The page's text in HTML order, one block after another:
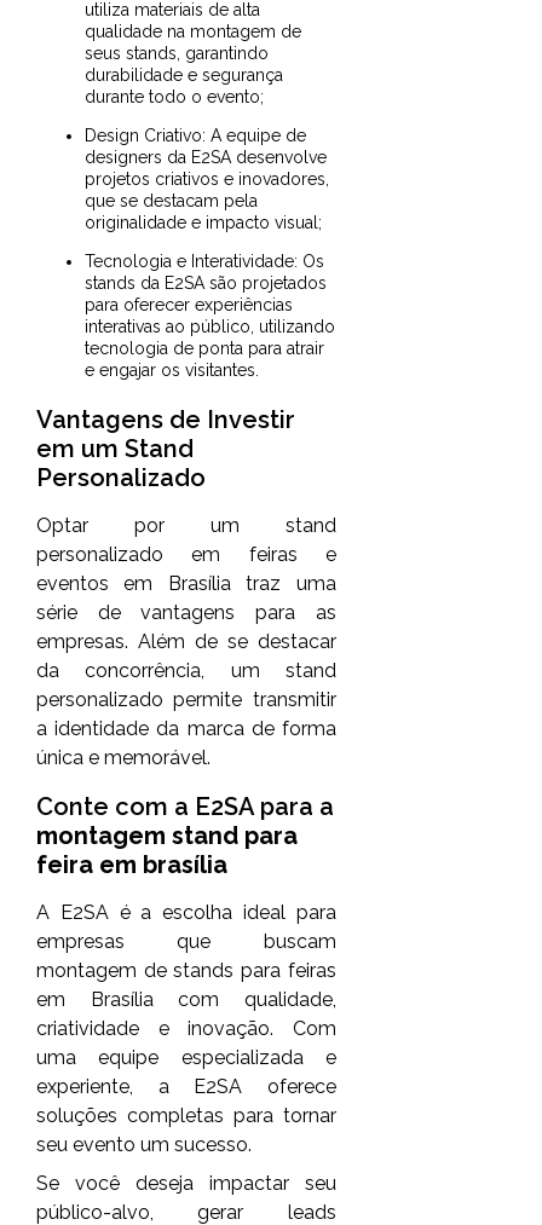
utiliza materiais de alta
qualidade na montagem de
seus stands, garantindo
durabilidade e segurança
durante todo o evento;
Design Criativo: A equipe de
designers da E2SA desenvolve
projetos criativos e inovadores,
que se destacam pela
originalidade e impacto visual;
Tecnologia e Interatividade: Os
stands da E2SA são projetados
para oferecer experiências
interativas ao público, utilizando
tecnologia de ponta para atrair
e engajar os visitantes.
Vantagens de Investir
em um Stand
Personalizado
Optar por um stand
personalizado em feiras e
eventos em Brasília traz uma
série de vantagens para as
empresas. Além de se destacar
da concorrência, um stand
personalizado permite transmitir
a identidade da marca de forma
única e memorável.
Conte com a E2SA para a
montagem stand para
feira em brasília
A E2SA é a escolha ideal para
empresas que buscam
montagem de stands para feiras
em Brasília com qualidade,
criatividade e inovação. Com
uma equipe especializada e
experiente, a E2SA oferece
soluções completas para tornar
seu evento um sucesso.
Se você deseja impactar seu
público-alvo, gerar leads